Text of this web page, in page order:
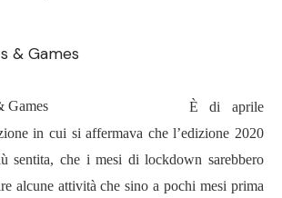
È di aprile
in cui si affermava che l’edizione 2020
sentita, che i mesi di lockdown sarebbero
alcune attività che sino a pochi mesi prima